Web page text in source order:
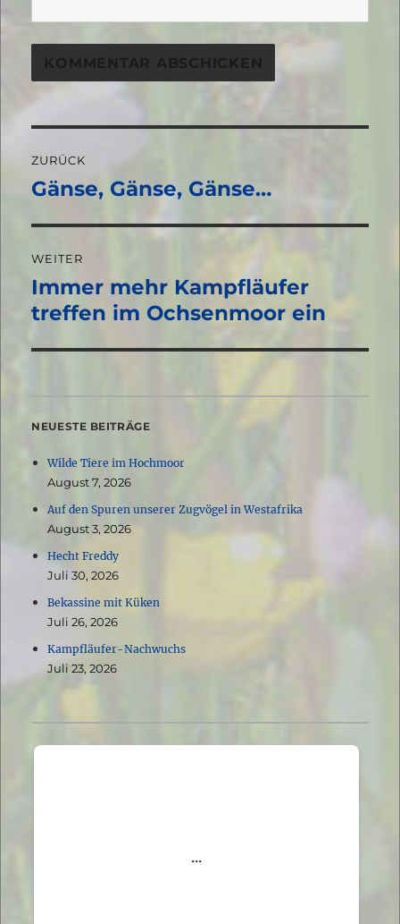
ZURÜCK
Vorheriger
Gänse, Gänse, Gänse…
WEITER
Nächster
Beitrag:
Immer mehr Kampfläufer
treffen im Ochsenmoor ein
NEUESTE BEITRÄGE
Wilde Tiere im Hochmoor
August 7, 2026
Auf den Spuren unserer Zugvögel in Westafrika
August 3, 2026
Hecht Freddy
Juli 30, 2026
Bekassine mit Küken
Juli 26, 2026
Kampfläufer-Nachwuchs
Juli 23, 2026